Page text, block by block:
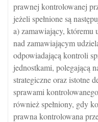
prawnej kontrolowanej
jeżeli spełnione są
a) zamawiający, któremu
nad zamawiającym
odpowiadającą kontroli
jednostkami, polegającą
strategiczne oraz istotne
sprawami
również spełniony, gdy
prawna kontrolowana